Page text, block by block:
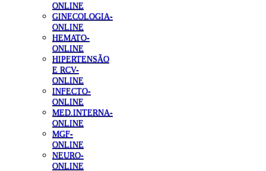
ONLINE
GINECOLOGIA-
ONLINE
HEMATO-
ONLINE
HIPERTENSÃO
E RCV-
ONLINE
INFECTO-
ONLINE
MED.INTERNA-
ONLINE
MGF-
ONLINE
NEURO-
ONLINE